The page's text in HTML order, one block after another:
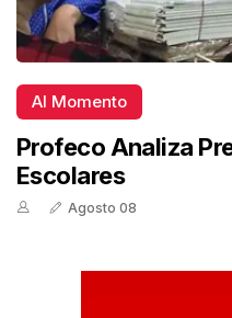
Al Momento
Profeco Analiza
Escolares
Agosto 08